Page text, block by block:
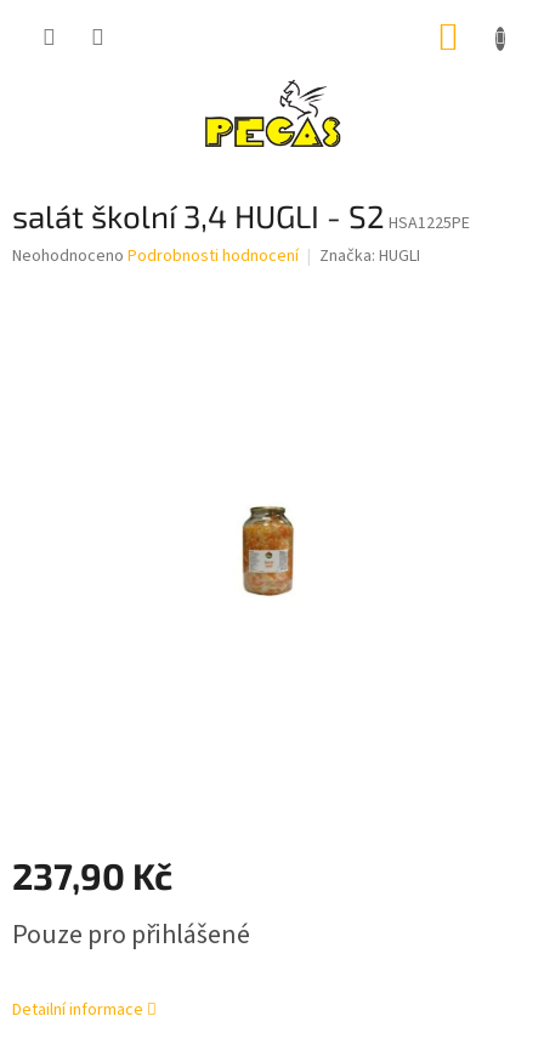
salát školní 3,4 HUGLI - S2 HSA1225PE
Průměrné
Neohodnoceno Podrobnosti hodnocení Značka: HUGLI
237,90 Kč
cena:
Pouze pro přihlášené
Detailní informace